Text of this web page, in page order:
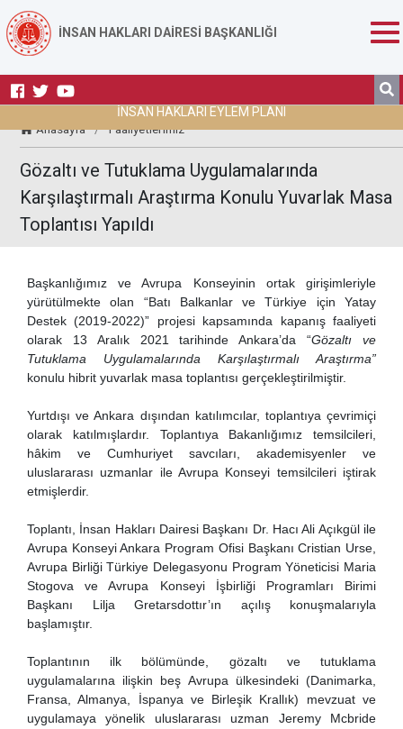
İNSAN HAKLARI DAİRESİ BAŞKANLIĞI
İNSAN HAKLARI EYLEM PLANI
Anasayfa / Faaliyetlerimiz
Gözaltı ve Tutuklama Uygulamalarında
Karşılaştırmalı Araştırma Konulu Yuvarlak Masa
Toplantısı Yapıldı
Başkanlığımız ve Avrupa Konseyinin ortak girişimleriyle
yürütülmekte olan “Batı Balkanlar ve Türkiye için Yatay
Destek (2019-2022)” projesi kapsamında kapanış faaliyeti
olarak 13 Aralık 2021 tarihinde Ankara’da “Gözaltı ve
Tutuklama Uygulamalarında Karşılaştırmalı Araştırma”
konulu hibrit yuvarlak masa toplantısı gerçekleştirilmiştir.
Yurtdışı ve Ankara dışından katılımcılar, toplantıya çevrimiçi
olarak katılmışlardır. Toplantıya Bakanlığımız temsilcileri,
hâkim ve Cumhuriyet savcıları, akademisyenler ve
uluslararası uzmanlar ile Avrupa Konseyi temsilcileri iştirak
etmişlerdir.
Toplantı, İnsan Hakları Dairesi Başkanı Dr. Hacı Ali Açıkgül ile
Avrupa Konseyi Ankara Program Ofisi Başkanı Cristian Urse,
Avrupa Birliği Türkiye Delegasyonu Program Yöneticisi Maria
Stogova ve Avrupa Konseyi İşbirliği Programları Birimi
Başkanı Lilja Gretarsdottır’ın açılış konuşmalarıyla
başlamıştır.
Toplantının ilk bölümünde, gözaltı ve tutuklama
uygulamalarına ilişkin beş Avrupa ülkesindeki (Danimarka,
Fransa, Almanya, İspanya ve Birleşik Krallık) mevzuat ve
uygulamaya yönelik uluslararası uzman Jeremy Mcbride